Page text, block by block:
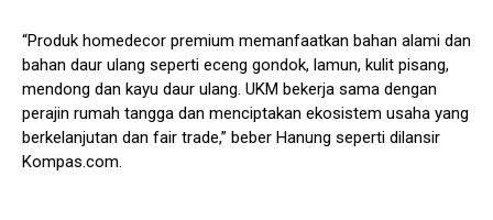
“Produk homedecor premium memanfaatkan bahan alami dan
bahan daur ulang seperti eceng gondok, lamun, kulit pisang,
mendong dan kayu daur ulang. UKM bekerja sama dengan
perajin rumah tangga dan menciptakan ekosistem usaha yang
berkelanjutan dan fair trade,” beber Hanung seperti dilansir
Kompas.com.